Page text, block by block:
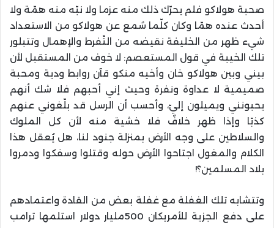
صحبة هولاكو فلم يحرّك ذلك منه عزما ولا نبّه منه همّة ولا
أحدث عنده همّا وكان كلّما سُمع عن هولاكو من الاستعداد
شيء ظهر من الخليفة نقيضه من التّفرط والإهمال وتتبلور
تلك الخيبة في قول المستعصم: لا خوف من المستقبل لأن
بيني وبين هولاكو خان وأخيه منكو قآن روابط ودية ومحبة
صميمية لا عداوة ونفرة وحيث إني أحبهم فلا شك أنهم
يحبونني ويميلون إليّ، وأحسب أن الرسل قد بلّغوني عنهم
كذبًا وإذا ظهر خلافٌ فلا خشية منه لأن كل الملوك
والسلاطين على وجه الأرض بمنزلة جنود لنا، هل يُعقل هذا
الكلام والمغول اجتاحوا الأرض حوله وقتلوا وسفكوا ودمروا
بلاد المسلمين؟!
وتتشابه تلك الغفلة مع غفلة بعض من القادة واعتمادهم
على دفع الجزية للأمريكان 500مليار دولار استلمها ترامب